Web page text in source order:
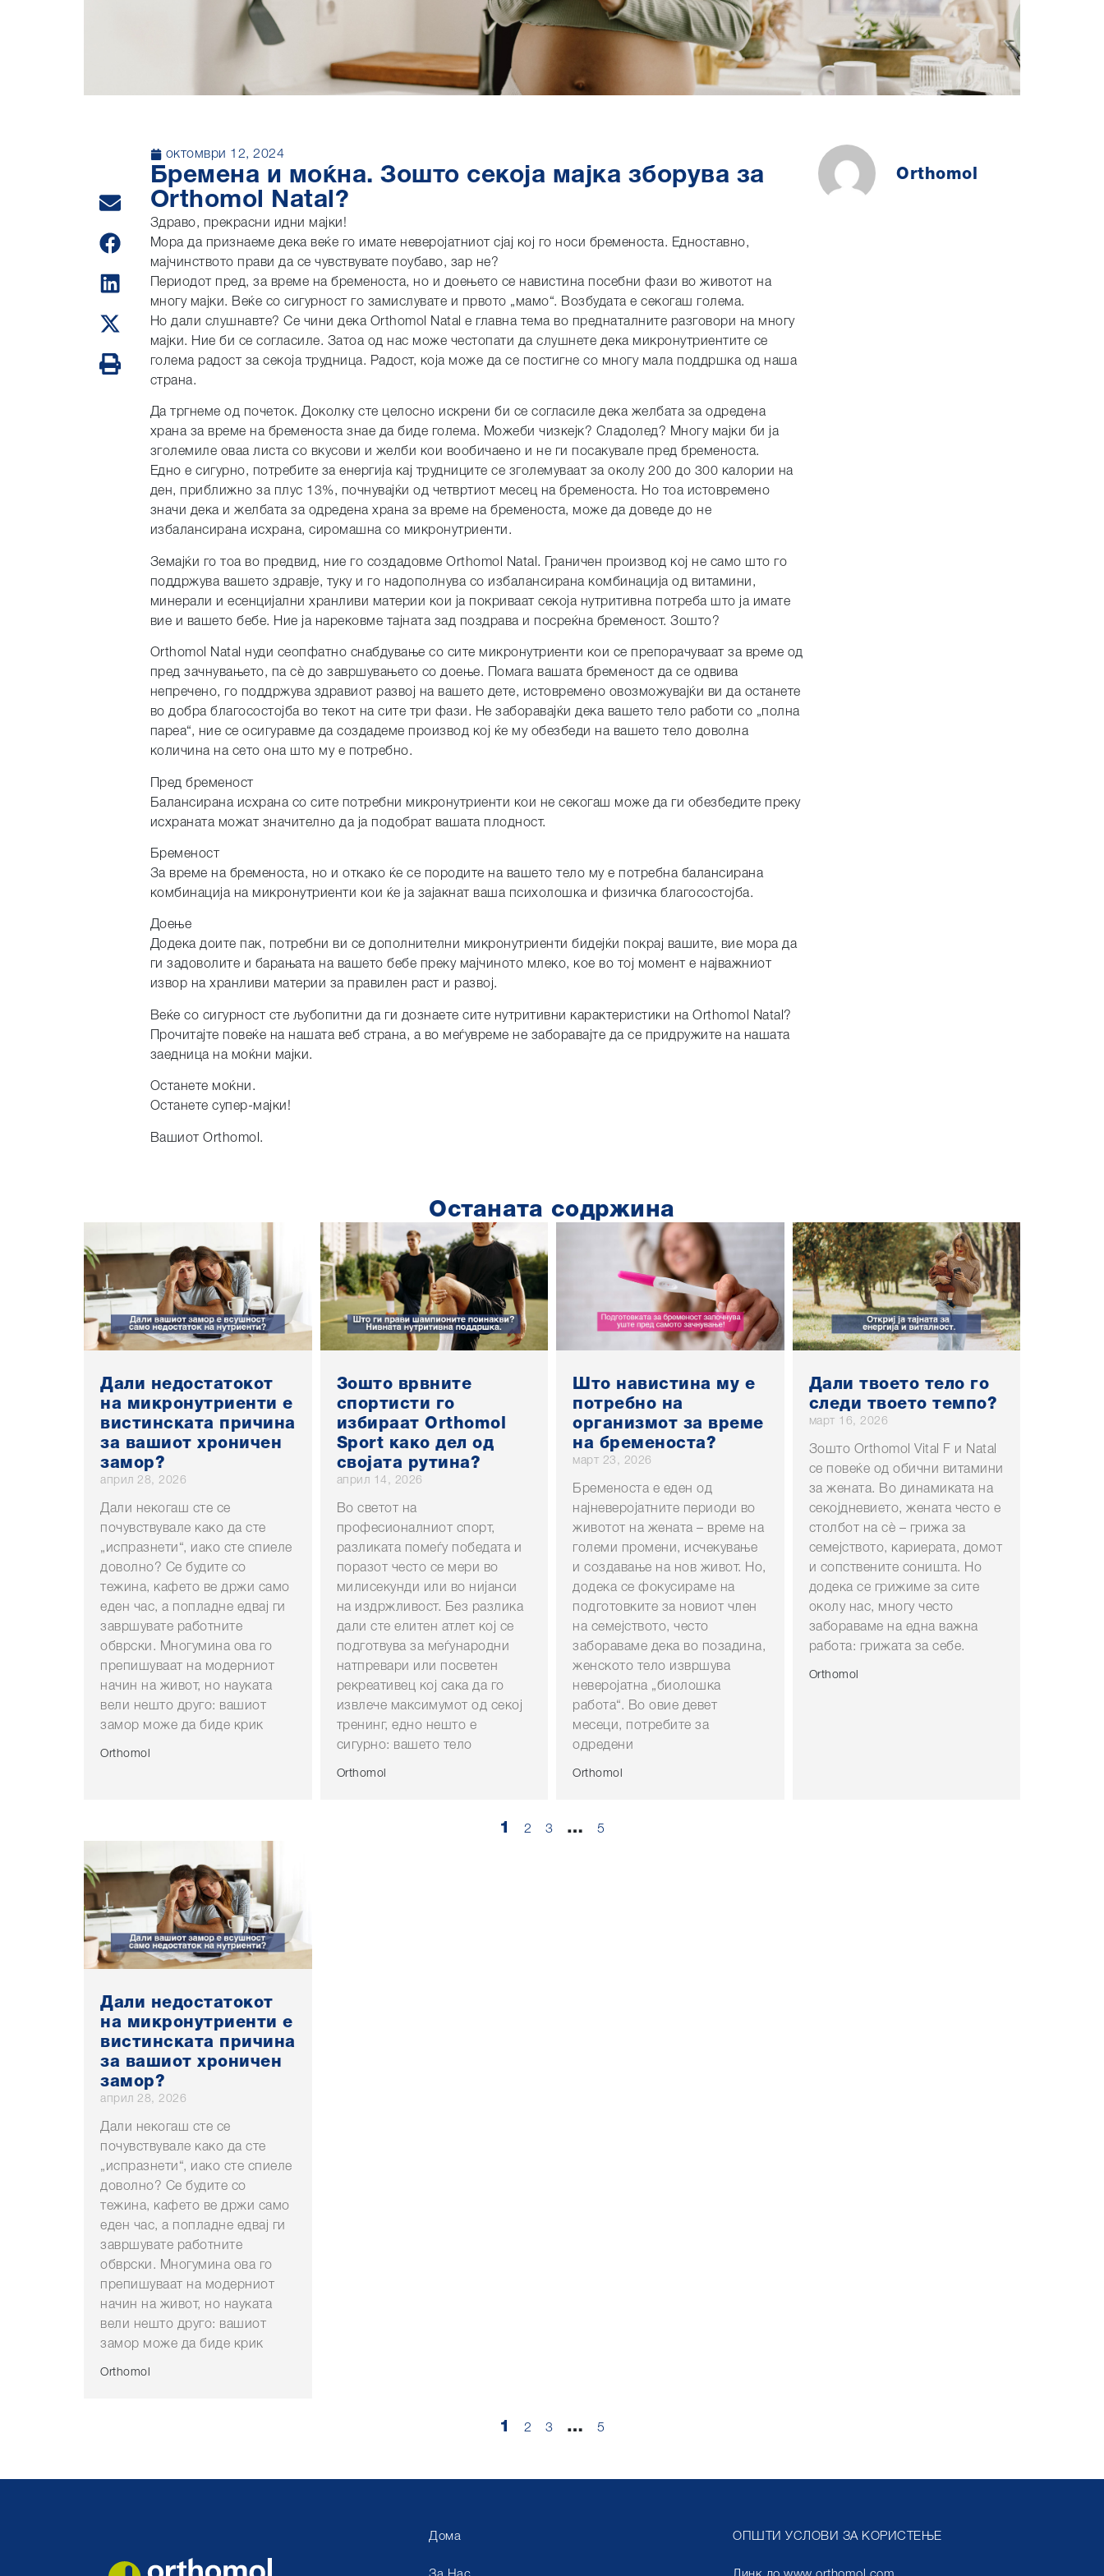
октомври 12, 2024
Бремена и моќна. Зошто секоја мајка зборува за
Orthomol Natal?
Здраво, прекрасни идни мајки!
Мора да признаеме дека веќе го имате неверојатниот сјај кој го носи бременоста. Едноставно,
мајчинството прави да се чувствувате поубаво, зар не?
Периодот пред, за време на бременоста, но и доењето се навистина посебни фази во животот на
многу мајки. Веќе со сигурност го замислувате и првото „мамо“. Возбудата е секогаш голема.
Но дали слушнавте? Се чини дека Orthomol Natal е главна тема во преднаталните разговори на многу
мајки. Ние би се согласиле. Затоа од нас може честопати да слушнете дека микронутриентите се
голема радост за секоја трудница. Радост, која може да се постигне со многу мала поддршка од наша
страна.
Да тргнеме од почеток. Доколку сте целосно искрени би се согласиле дека желбата за одредена
храна за време на бременоста знае да биде голема. Можеби чизкејк? Сладолед? Многу мајки би ја
зголемиле оваа листа со вкусови и желби кои вообичаено и не ги посакувале пред бременоста.
Едно е сигурно, потребите за енергија кај трудниците се зголемуваат за околу 200 до 300 калории на
ден, приближно за плус 13%, почнувајќи од четвртиот месец на бременоста. Но тоа истовремено
значи дека и желбата за одредена храна за време на бременоста, може да доведе до не
избалансирана исхрана, сиромашна со микронутриенти.
Земајќи го тоа во предвид, ние го создадовме Orthomol Natal. Граничен производ кој не само што го
поддржува вашето здравје, туку и го надополнува со избалансирана комбинација од витамини,
минерали и есенцијални хранливи материи кои ја покриваат секоја нутритивна потреба што ја имате
вие и вашето бебе. Ние ја нарековме тајната зад поздрава и посреќна бременост. Зошто?
Orthomol Natal нуди сеопфатно снабдување со сите микронутриенти кои се препорачуваат за време од
пред зачнувањето, па сѐ до завршувањето со доење. Помага вашата бременост да се одвива
непречено, го поддржува здравиот развој на вашето дете, истовремено овозможувајќи ви да останете
во добра благосостојба во текот на сите три фази. Не заборавајќи дека вашето тело работи со „полна
пареа“, ние се осигуравме да создадеме производ кој ќе му обезбеди на вашето тело доволна
количина на сето она што му е потребно.
Пред бременост
Балансирана исхрана со сите потребни микронутриенти кои не секогаш може да ги обезбедите преку
исхраната можат значително да ја подобрат вашата плодност.
Бременост
За време на бременоста, но и откако ќе се породите на вашето тело му е потребна балансирана
комбинација на микронутриенти кои ќе ја зајакнат ваша психолошка и физичка благосостојба.
Доење
Додека доите пак, потребни ви се дополнителни микронутриенти бидејќи покрај вашите, вие мора да
ги задоволите и барањата на вашето бебе преку мајчиното млеко, кое во тој момент е најважниот
извор на хранливи материи за правилен раст и развој.
Веќе со сигурност сте љубопитни да ги дознаете сите нутритивни карактеристики на Orthomol Natal?
Прочитајте повеќе на нашата веб страна, а во меѓувреме не заборавајте да се придружите на нашата
заедница на моќни мајки.
Останете моќни.
Останете супер-мајки!
Вашиот Orthomol.
Orthomol
Останата содржина
Дали недостатокот
на микронутриенти е
вистинската причина
за вашиот хроничен
замор?
април 28, 2026
Дали некогаш сте се
почувствувале како да сте
„испразнети“, иако сте спиеле
доволно? Се будите со
тежина, кафето ве држи само
еден час, а попладне едвај ги
завршувате работните
обврски. Многумина ова го
препишуваат на модерниот
начин на живот, но науката
вели нешто друго: вашиот
замор може да биде крик
Orthomol
Зошто врвните
спортисти го
избираат Orthomol
Sport како дел од
својата рутина?
април 14, 2026
Во светот на
професионалниот спорт,
разликата помеѓу победата и
поразот често се мери во
милисекунди или во нијанси
на издржливост. Без разлика
дали сте елитен атлет кој се
подготвува за меѓународни
натпревари или посветен
рекреативец кој сака да го
извлече максимумот од секој
тренинг, едно нешто е
сигурно: вашето тело
Orthomol
Што навистина му е
потребно на
организмот за време
на бременоста?
март 23, 2026
Бременоста е еден од
најневеројатните периоди во
животот на жената – време на
големи промени, исчекување
и создавање на нов живот. Но,
додека се фокусираме на
подготовките за новиот член
на семејството, често
забораваме дека во позадина,
женското тело извршува
неверојатна „биолошка
работа“. Во овие девет
месеци, потребите за
одредени
Orthomol
Дали твоето тело го
следи твоето темпо?
март 16, 2026
Зошто Orthomol Vital F и Natal
се повеќе од обични витамини
за жената. Во динамиката на
секојдневието, жената често е
столбот на сè – грижа за
семејството, кариерата, домот
и сопствените соништа. Но
додека се грижиме за сите
околу нас, многу често
забораваме на една важна
работа: грижата за себе.
Orthomol
1 2 3 … 5
Дали недостатокот
на микронутриенти е
вистинската причина
за вашиот хроничен
замор?
април 28, 2026
Дали некогаш сте се
почувствувале како да сте
„испразнети“, иако сте спиеле
доволно? Се будите со
тежина, кафето ве држи само
еден час, а попладне едвај ги
завршувате работните
обврски. Многумина ова го
препишуваат на модерниот
начин на живот, но науката
вели нешто друго: вашиот
замор може да биде крик
Orthomol
1 2 3 … 5
Дома ОПШТИ УСЛОВИ ЗА КОРИСТЕЊЕ